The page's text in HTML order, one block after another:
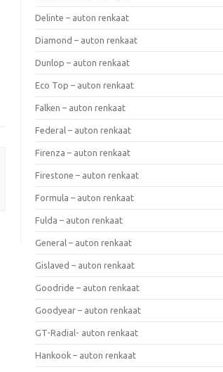
Delinte – auton renkaat
Diamond – auton renkaat
Dunlop – auton renkaat
Eco Top – auton renkaat
Falken – auton renkaat
Federal – auton renkaat
Firenza – auton renkaat
Firestone – auton renkaat
Formula – auton renkaat
Fulda – auton renkaat
General – auton renkaat
Gislaved – auton renkaat
Goodride – auton renkaat
Goodyear – auton renkaat
GT-Radial- auton renkaat
Hankook – auton renkaat